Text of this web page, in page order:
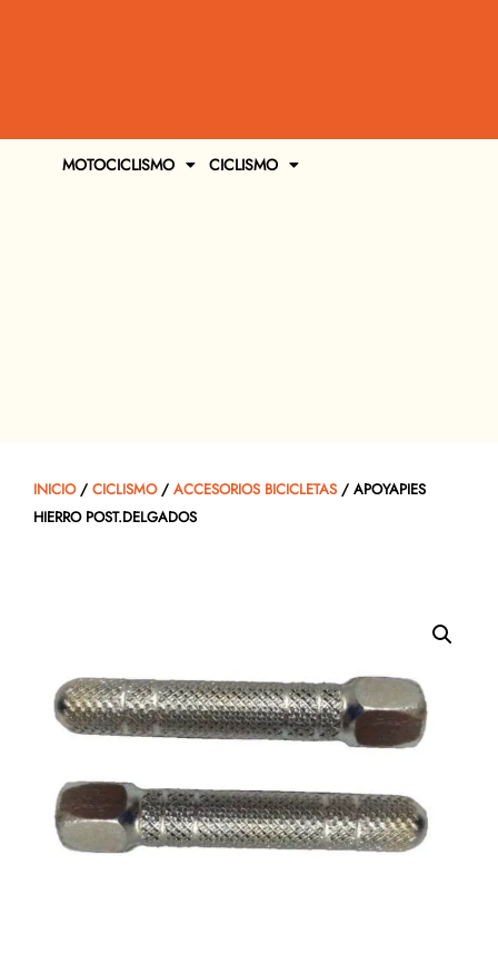
MOTOCICLISMO CICLISMO
INICIO/ CICLISMO/ ACCESORIOS BICICLETAS / APOYAPIES
HIERRO POST.DELGADOS